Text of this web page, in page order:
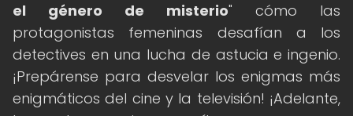
el género de misterio" cómo las
protagonistas femeninas desafían a los
detectives en una lucha de astucia e ingenio.
¡Prepárense para desvelar los enigmas más
enigmáticos del cine y la televisión! ¡Adelante,